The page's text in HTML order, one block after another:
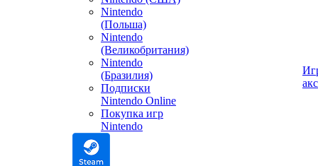
Nintendo
(Польша)
Nintendo
(Великобритания)
Nintendo
(Бразилия)
Подписки
Nintendo Online
Покупка игр
Nintendo